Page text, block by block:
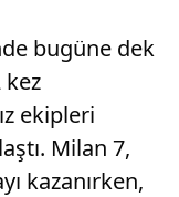
bugüne dek
kez
ekipleri
Milan 7,
kazanırken,